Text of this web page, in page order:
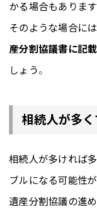
かる場合もあります
そのような場合に
産分割協議書に記載
しょう。
相続人が多
相続人が多ければ
ブルになる可能性
遺産分割協議の進め